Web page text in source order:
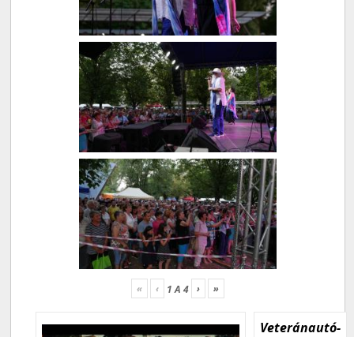
« ‹ 1A 4 › »
Veteránautó-